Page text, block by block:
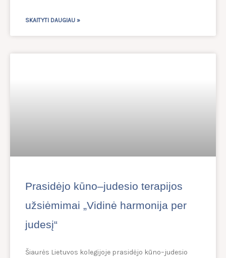
SKAITYTI DAUGIAU »
Prasidėjo kūno–judesio terapijos
užsiėmimai „Vidinė harmonija per
judesį“
Šiaurės Lietuvos kolegijoje prasidėjo kūno–judesio